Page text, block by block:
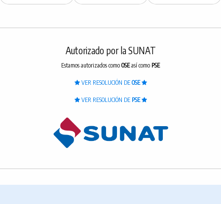
Autorizado por la SUNAT
Estamos autorizados como OSEasí como PSE
VER RESOLUCIÓN DE OSE
VER RESOLUCIÓN DE PSE